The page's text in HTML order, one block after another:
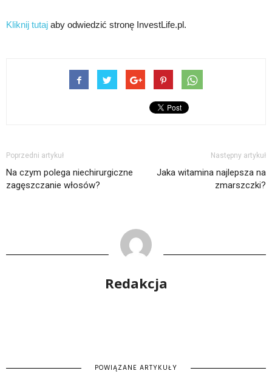
Kliknij tutaj aby odwiedzić stronę InvestLife.pl.
Poprzedni artykuł
Na czym polega niechirurgiczne
zagęszczanie włosów?
Następny artykuł
Jaka witamina najlepsza na
zmarszczki?
Redakcja
POWIĄZANE ARTYKUŁY